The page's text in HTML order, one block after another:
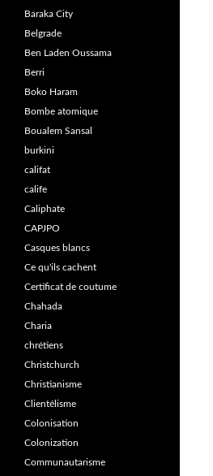
Baraka City
Belgrade
Ben Laden Oussama
Berri
Boko Haram
Bombe atomique
Boualem Sansal
burkini
califat
calife
Caliphate
CAPJPO
Casques blancs
Ce qu'ils cachent
Certificat de coutume
Chahada
Charia
chrétiens
Christchurch
Christianisme
Clientélisme
Colonisation
Colonization
Communautarisme